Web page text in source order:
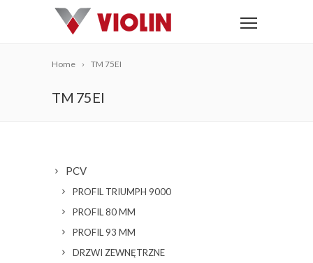
Home TM 75EI
TM 75EI
PCV
PROFIL TRIUMPH 9000
PROFIL 80 MM
PROFIL 93 MM
DRZWI ZEWNĘTRZNE